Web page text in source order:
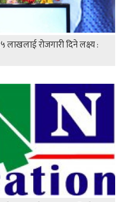
लाखलाई रोजगारी दिने लक्ष्य :